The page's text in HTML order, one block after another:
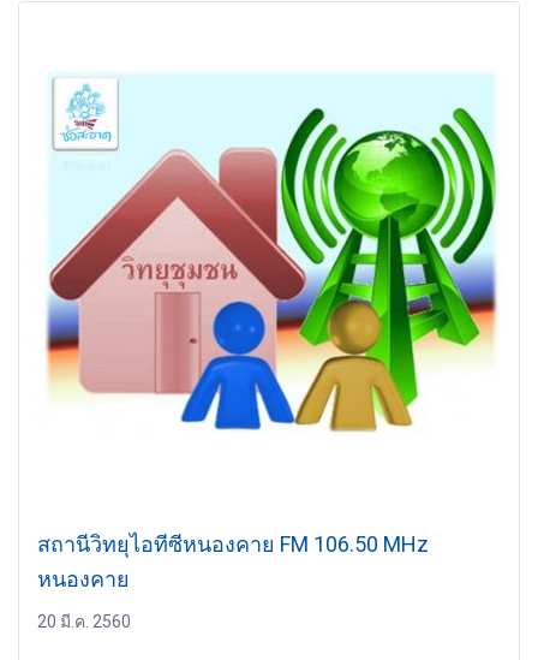
สถานีวิทยุไอทีซีหนองคาย FM 106.50 MHz
หนองคาย
20 มี.ค. 2560